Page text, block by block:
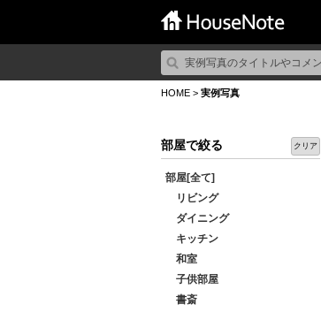
HOME > 実例写真
部屋で絞る クリア
部屋[全て]
リビング
ダイニング
キッチン
和室
子供部屋
書斎